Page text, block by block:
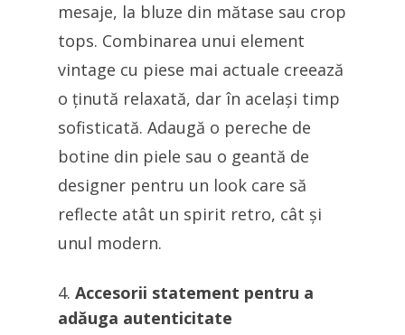
mesaje, la bluze din mătase sau crop
tops. Combinarea unui element
vintage cu piese mai actuale creează
o ținută relaxată, dar în același timp
sofisticată. Adaugă o pereche de
botine din piele sau o geantă de
designer pentru un look care să
reflecte atât un spirit retro, cât și
unul modern.
Accesorii statement pentru a
adăuga autenticitate